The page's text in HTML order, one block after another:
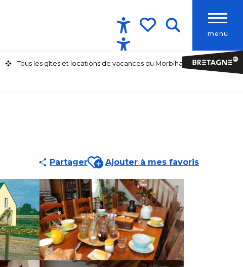
menu
Accessibilité
Tous les gîtes et locations de vacances du Morbihan
PartagerAjouter aux favoris
Ajouter à mes favoris